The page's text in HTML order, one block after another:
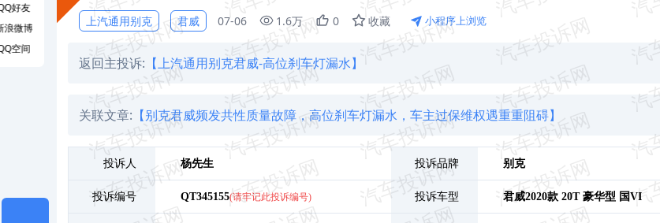
上汽通用别克 君威 07-06 1.6万 0 收藏 小程序上浏览
返回主投诉: 【上汽通用别克君威-高位刹车灯漏水】
关联文章: 【别克君威频发共性质量故障，高位刹车灯漏水，车主过保维权遇重重阻碍】
投诉人 杨先生 投诉品牌 别克
投诉编号 QT345155(请牢记此投诉编号) 投诉车型 君威2020款 20T 豪华型 国VI
好友
浪微博
空间